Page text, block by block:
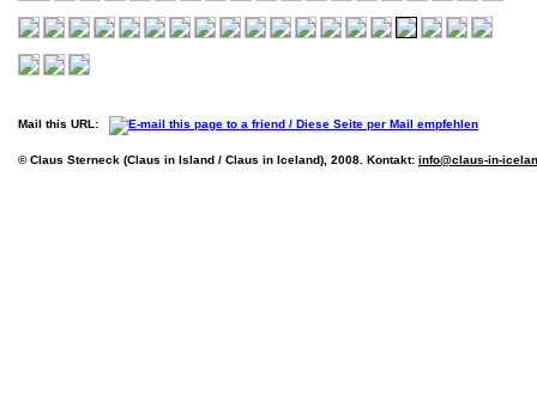
Mail this URL:
© Claus Sterneck (Claus in Island / Claus in Iceland), 2008. Kontakt: info@claus-in-